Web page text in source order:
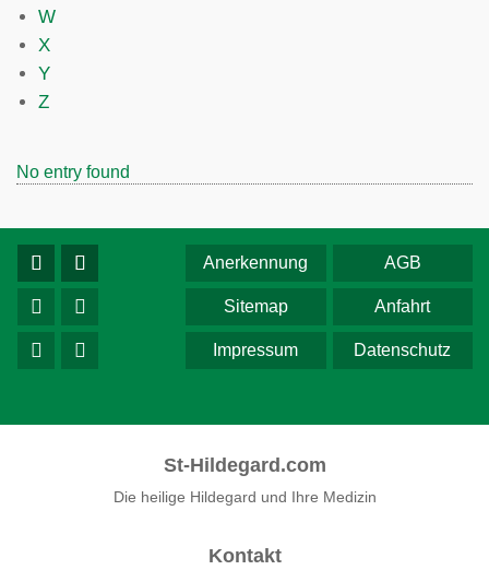
W
X
Y
Z
No entry found
AGB
Anerkennung
Anfahrt
Sitemap
Datenschutz
Impressum
St-Hildegard.com
Die heilige Hildegard und Ihre Medizin
Kontakt